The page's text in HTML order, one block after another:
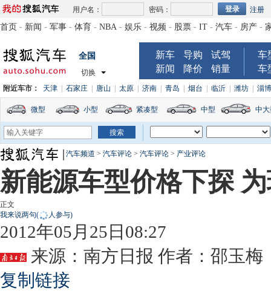
用户名： 密码： 注册
首页 - 新闻 - 军事 - 体育 - NBA - 娱乐 - 视频 - 股票 - IT - 汽车 - 房产 -
全国
切换
新车 导购
试驾
新闻
降价 销量
车
车
附近车市： 天津 石家庄 唐山 太原 济南 青岛 烟台 临沂 潍坊 淄博
微型 小型 紧凑型 中型 中
汽车频道 > 汽车评论 > 汽车评论 > 产业评论
新能源车型价格下探
正文
我来说两句( 人参与)
2012年05月25日08:27
来源： 南方日报 作者：邵玉梅
复制链接